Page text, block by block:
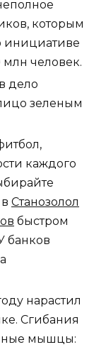
которым
инициативе
млн человек.
дело
зеленым
каждого
Станозолол
быстром
банков
нарастил
Сгибания
мышцы: